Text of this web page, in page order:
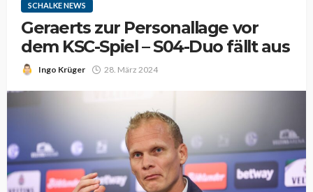
SCHALKE NEWS
Geraerts zur Personallage vor
dem KSC-Spiel – S04-Duo fällt aus
Ingo Krüger 28. März 2024